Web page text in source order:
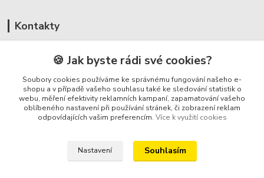
Kontakty
🛡️ Zákaznická podpora
📞 728 007 997
⏰ Po-Pá - 7:00 - 13:30
info@repulse.cz
🍪 Jak byste rádi své cookies?
Soubory cookies používáme ke správnému fungování našeho e-
shopu a v případě vašeho souhlasu také ke sledování statistik o
webu, měření efektivity reklamních kampaní, zapamatování vašeho
oblíbeného nastavení při používání stránek, či zobrazení reklam
odpovídajících vašim preferencím. Více k využití cookies
Nastavení Souhlasím